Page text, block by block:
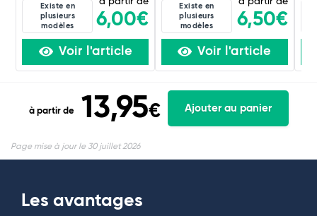
Existe en
plusieurs
modèles
6,00€
Voir l'article
Existe en
plusieurs
modèles
6,50€
Voir l'article
à partir de 13,95€ Ajouter au panier
Page mise à jour le 30 juillet 2026
Les avantages